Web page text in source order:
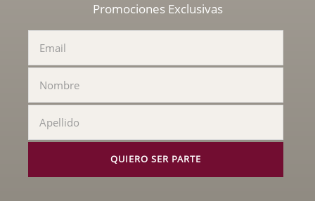
Promociones Exclusivas